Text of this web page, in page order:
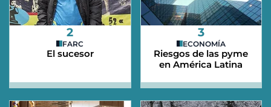
2
FARC
El sucesor
3
ECONOMÍA
Riesgos de las pyme
en América Latina